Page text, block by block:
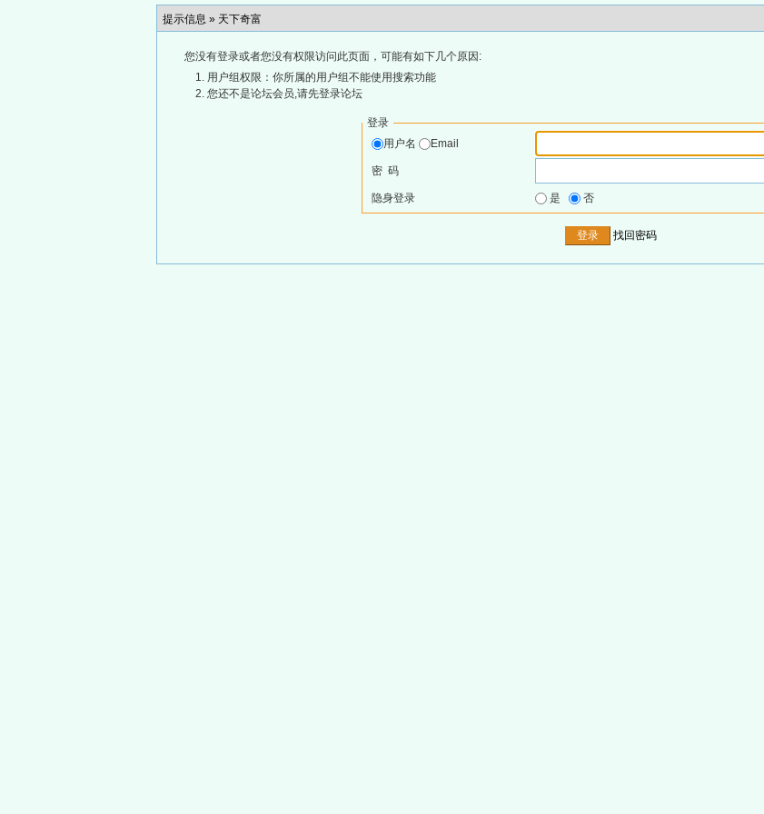
提示信息 » 天下奇富
您没有登录或者您没有权限访问此页面，可能有如下几个原因:
用户组权限：你所属的用户组不能使用搜索功能
您还不是论坛会员,请先登录论坛
登录
用户名
Email
密 码
隐身登录 是 否
找回密码